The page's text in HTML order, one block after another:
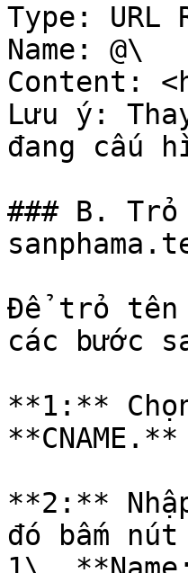
Type: URL
Name: @\
Content:
Lưu ý:
đang cấu
### B. Trỏ
Để trỏ tên
các bước
**1:**
**CNAME.**
**2:**
đó bấm